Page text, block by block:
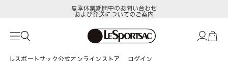
夏季休業期間中のお問い合わせ
および発送についてのご案内
レスポートサック公式オンラインストア ログイン